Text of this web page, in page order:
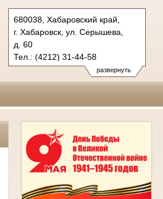
развернуть
680038, Хабаровский край,
г. Хабаровск, ул. Серышева,
д. 60
Тел.: (4212) 31-44-58
usd.hbr@sudrf.ru
показать на карте